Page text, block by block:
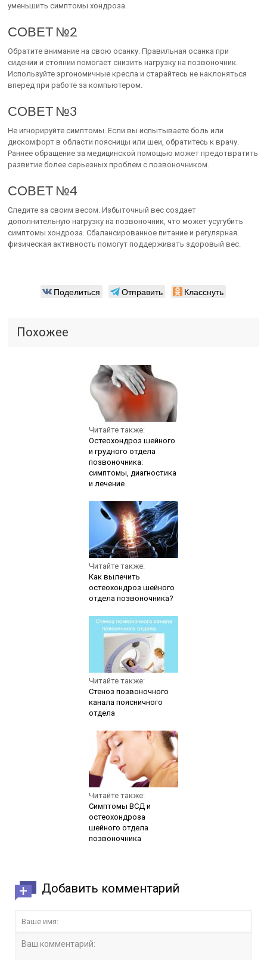
уменьшить симптомы хондроза.
СОВЕТ №2
Обратите внимание на свою осанку. Правильная осанка при
сидении и стоянии помогает снизить нагрузку на позвоночник.
Используйте эргономичные кресла и старайтесь не наклоняться
вперед при работе за компьютером.
СОВЕТ №3
Не игнорируйте симптомы. Если вы испытываете боль или
дискомфорт в области поясницы или шеи, обратитесь к врачу.
Раннее обращение за медицинской помощью может предотвратить
развитие более серьезных проблем с позвоночником.
СОВЕТ №4
Следите за своим весом. Избыточный вес создает
дополнительную нагрузку на позвоночник, что может усугубить
симптомы хондроза. Сбалансированное питание и регулярная
физическая активность помогут поддерживать здоровый вес.
Поделиться Отправить Класснуть
Похожее
Читайте также:
Остеохондроз шейного
и грудного отдела
позвоночника:
симптомы, диагностика
и лечение
Читайте также:
Как вылечить
остеохондроз шейного
отдела позвоночника?
Читайте также:
Стеноз позвоночного
канала поясничного
отдела
Читайте также:
Симптомы ВСД и
остеохондроза
шейного отдела
позвоночника
Добавить комментарий